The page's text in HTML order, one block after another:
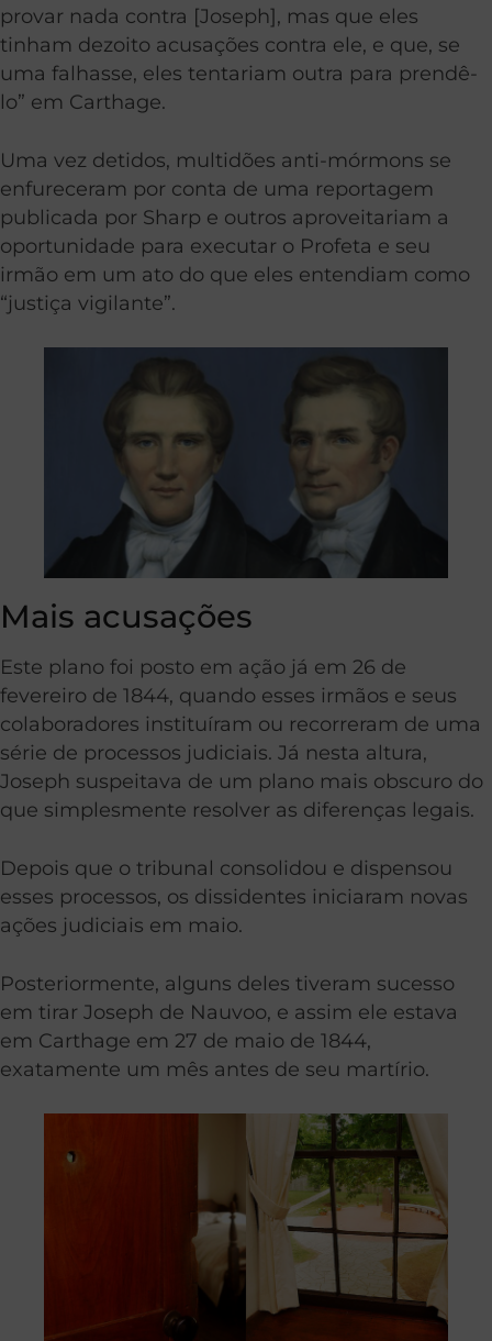
provar nada contra [Joseph], mas que eles
tinham dezoito acusações contra ele, e que, se
uma falhasse, eles tentariam outra para prendê-
lo” em Carthage.
Uma vez detidos, multidões anti-mórmons se
enfureceram por conta de uma reportagem
publicada por Sharp e outros aproveitariam a
oportunidade para executar o Profeta e seu
irmão em um ato do que eles entendiam como
“justiça vigilante”.
Mais acusações
Este plano foi posto em ação já em 26 de
fevereiro de 1844, quando esses irmãos e seus
colaboradores instituíram ou recorreram de uma
série de processos judiciais. Já nesta altura,
Joseph suspeitava de um plano mais obscuro do
que simplesmente resolver as diferenças legais.
Depois que o tribunal consolidou e dispensou
esses processos, os dissidentes iniciaram novas
ações judiciais em maio.
Posteriormente, alguns deles tiveram sucesso
em tirar Joseph de Nauvoo, e assim ele estava
em Carthage em 27 de maio de 1844,
exatamente um mês antes de seu martírio.